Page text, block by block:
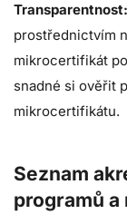
Transparentnost:
prostřednictvím
mikrocertifikát
snadné si ověřit
mikrocertifikátu.
Seznam
programů